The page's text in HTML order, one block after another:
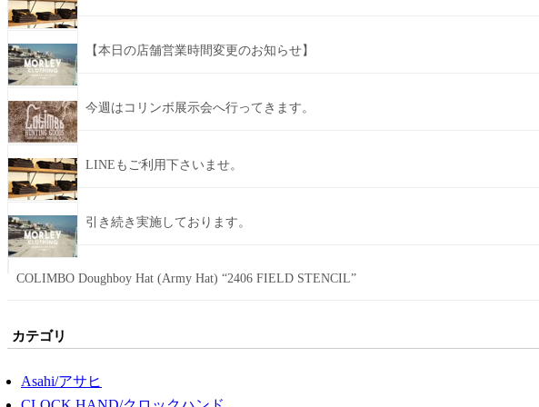
【本日の店舗営業時間変更のお知らせ】
今週はコリンボ展示会へ行ってきます。
LINEもご利用下さいませ。
引き続き実施しております。
COLIMBO Doughboy Hat (Army Hat) “2406 FIELD STENCIL”
カテゴリ
Asahi/アサヒ